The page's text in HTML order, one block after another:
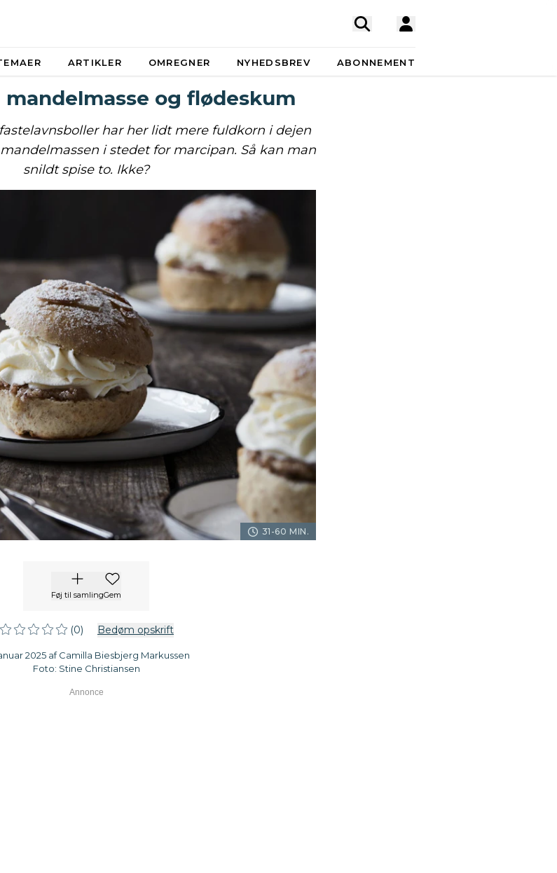
ARTIKLER OMREGNER NYHEDSBREV ABONNEMENT
mandelmasse og flødeskum
har her lidt mere fuldkorn i dejen
i stedet for marcipan. Så kan man
snildt spise to. Ikke?
31-60 MIN.
Føj til samlingGem
(0) Bedøm opskrift
2025 af Camilla Biesbjerg Markussen
Foto: Stine Christiansen